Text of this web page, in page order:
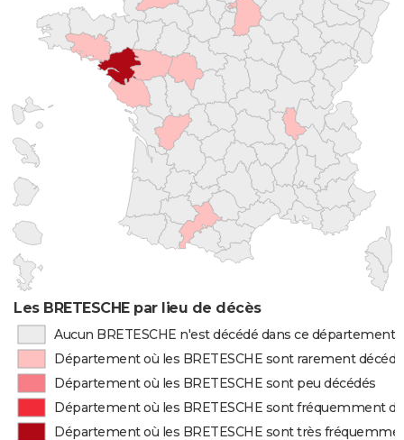
Les BRETESCHE par lieu de décès
Aucun BRETESCHE n'est décédé dans ce département
Département où les BRETESCHE sont rarement
Département où les BRETESCHE sont peu décédés
Département où les BRETESCHE sont fréquemment
Département où les BRETESCHE sont très